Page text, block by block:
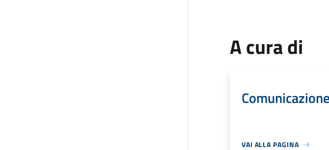
A cura di
Comunicazione
VAI ALLA PAGINA